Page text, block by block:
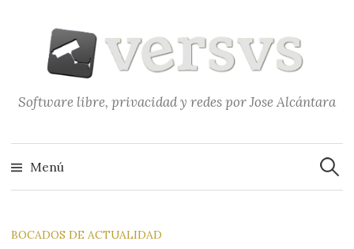
contenido
Software libre, privacidad y redes por Jose Alcántara
Menú
BOCADOS DE ACTUALIDAD